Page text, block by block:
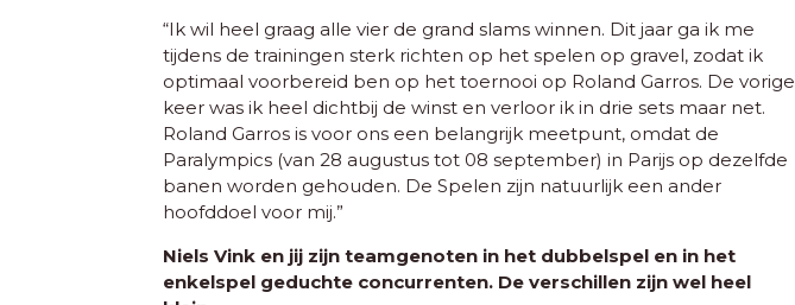
“Ik wil heel graag alle vier de grand slams winnen. Dit jaar ga ik me
tijdens de trainingen sterk richten op het spelen op gravel, zodat ik
optimaal voorbereid ben op het toernooi op Roland Garros. De vorige
keer was ik heel dichtbij de winst en verloor ik in drie sets maar net.
Roland Garros is voor ons een belangrijk meetpunt, omdat de
Paralympics (van 28 augustus tot 08 september) in Parijs op dezelfde
banen worden gehouden. De Spelen zijn natuurlijk een ander
hoofddoel voor mij.”
Niels Vink en jij zijn teamgenoten in het dubbelspel en in het
enkelspel geduchte concurrenten. De verschillen zijn wel heel